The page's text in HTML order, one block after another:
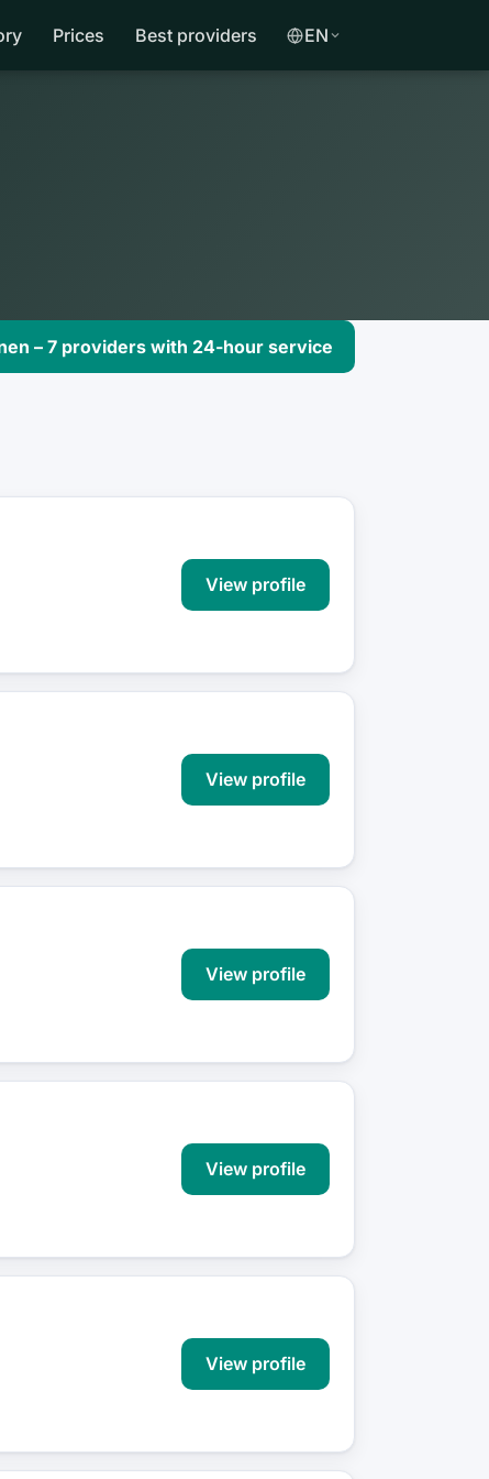
Prices Best providers EN
– 7 providers with 24-hour service
View profile
View profile
View profile
View profile
View profile